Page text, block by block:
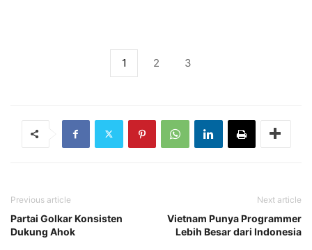
1 2 3
Previous article
Partai Golkar Konsisten
Dukung Ahok
Next article
Vietnam Punya Programmer
Lebih Besar dari Indonesia